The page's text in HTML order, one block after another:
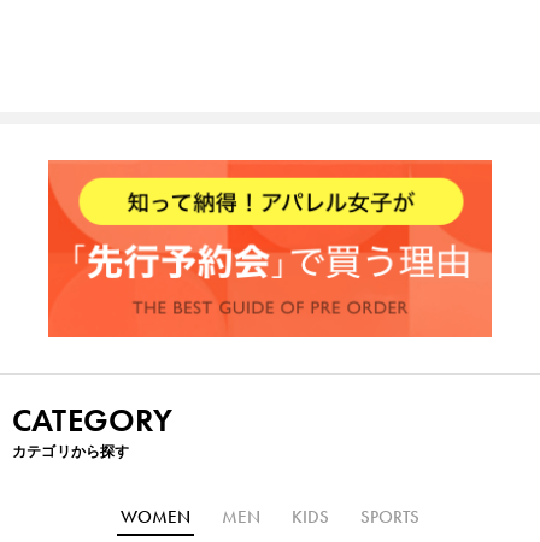
CATEGORY
カテゴリから探す
WOMEN MEN KIDS SPORTS